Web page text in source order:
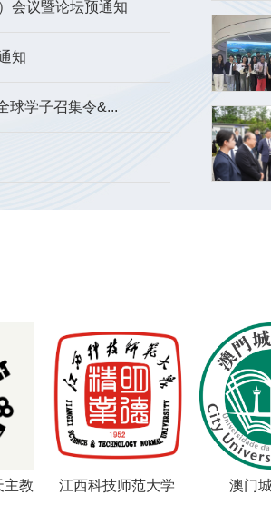
会议暨论坛预通知
知
球学子召集令&...
江西科技师范大学 澳门城市大学